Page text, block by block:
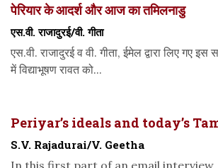
पेरियार के आदर्श और आज का तमिलनाडु
एस.वी. राजादुरई/वी. गीता
एस.वी. राजादुरई व वी. गीता, ईमेल द्वारा लिए गए इस
में विद्याभूषण रावत को...
Periyar’s ideals and today’s
S.V. Rajadurai/V. Geetha
In this first part of an email interview,